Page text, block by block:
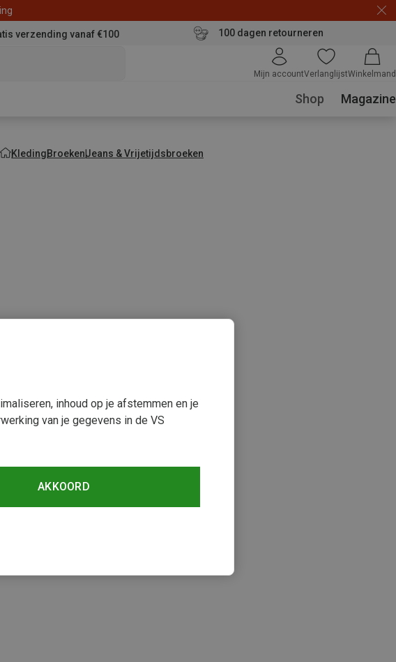
verzending vanaf €100 100 dagen retourneren
Mijn accountVerlanglijstWinkelmand
Shop Magazine
KledingBroekenJeans & Vrijetijdsbroeken
inhoud op je afstemmen en je
van je gegevens in de VS
AKKOORD